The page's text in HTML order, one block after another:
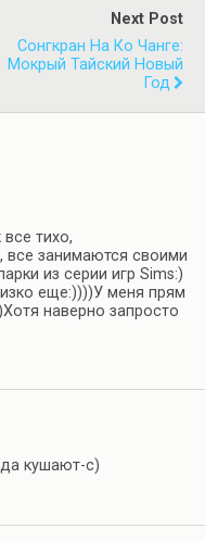
Next Post
Сонгкран На Ко Чанге:
Мокрый Тайский Новый
Год
тихо,
все занимаются своими
из серии игр Sims:)
еще:))))У меня прям
наверно запросто
кушают-с)